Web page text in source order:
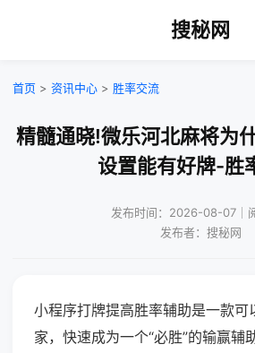
搜秘网
首页 > 资讯中心 > 胜率交流
精髓通晓!微乐河北麻将为
设置能有好牌-胜
发布时间：2026-08-07｜
发布者：搜秘网
小程序打牌提高胜率辅助是一款可
家，快速成为一个“必胜”的输赢辅